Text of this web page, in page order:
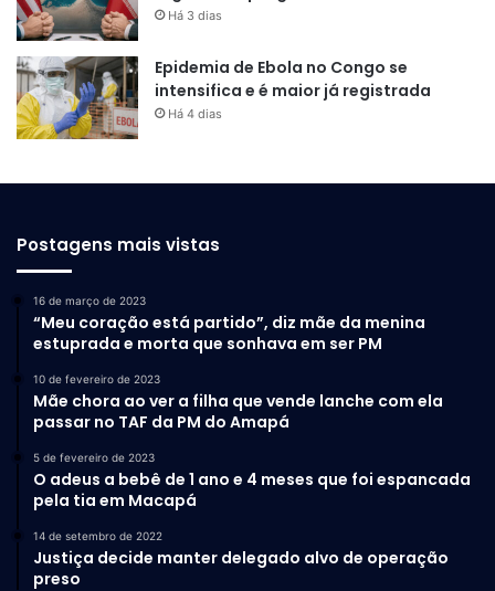
Vale a pena investir no
Chevrolet Cruze LT 2017?
desempenho, consumo equilibrado e preço abaixo da
média, o Chevrolet Cruze LT 2017 é uma excelente opção.
Além de ser um modelo consolidado no mercado, ele
entrega conforto, tecnologia e segurança por um valor
acessível.
Há 3 dias
Epidemia de Ebola no Congo se
intensifica e é maior já registrada
Há 4 dias
Postagens mais vistas
16 de março de 2023
“Meu coração está partido”, diz mãe da menina
estuprada e morta que sonhava em ser PM
10 de fevereiro de 2023
Mãe chora ao ver a filha que vende lanche com ela
passar no TAF da PM do Amapá
5 de fevereiro de 2023
O adeus a bebê de 1 ano e 4 meses que foi espancada
pela tia em Macapá
14 de setembro de 2022
Justiça decide manter delegado alvo de operação
preso